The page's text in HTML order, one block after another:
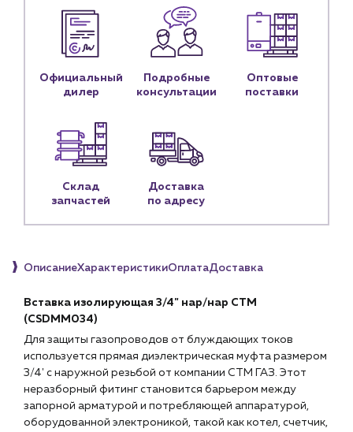
Сервис и обслуживание инженерных систем
Доставка
Новости
Блог
Личный кабинет
Контакты
Контактные данные
Наши партнёры
+7 (918) 070-19-79
sales@profpotok.ru
г. Краснодар, ул. Российская, 63
Официальный
дилер
Подробные
консультации
Оптовые
поставки
Склад
запчастей
Доставка
по адресу
ОписаниеХарактеристикиОплатаДоставка
Вставка изолирующая 3/4" нар/нар СТМ
(CSDMM034)
Для защиты газопроводов от блуждающих токов
используется прямая диэлектрическая муфта размером
3/4' с наружной резьбой от компании СТМ ГАЗ. Этот
неразборный фитинг становится барьером между
запорной арматурой и потребляющей аппаратурой,
оборудованной электроникой, такой как котел, счетчик,